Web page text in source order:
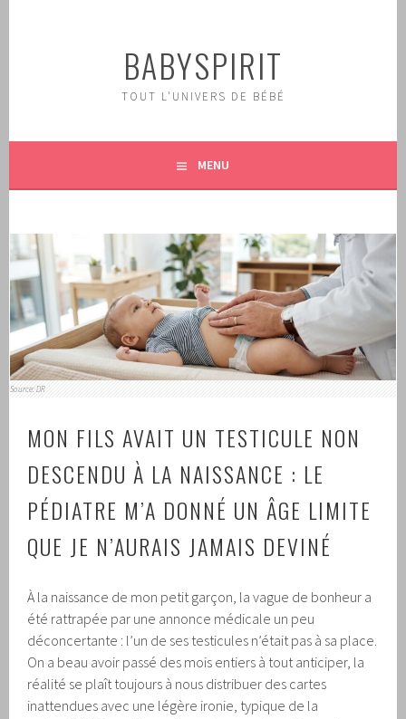
BABYSPIRIT
TOUT L'UNIVERS DE BÉBÉ
MENU
Source: DR
MON FILS AVAIT UN TESTICULE NON
DESCENDU À LA NAISSANCE : LE
PÉDIATRE M’A DONNÉ UN ÂGE LIMITE
QUE JE N’AURAIS JAMAIS DEVINÉ
À la naissance de mon petit garçon, la vague de bonheur a
été rattrapée par une annonce médicale un peu
déconcertante : l’un de ses testicules n’était pas à sa place.
On a beau avoir passé des mois entiers à tout anticiper, la
réalité se plaît toujours à nous distribuer des cartes
inattendues avec une légère ironie, typique de la